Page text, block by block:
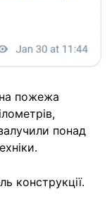
пожежа
понад
конструкції.